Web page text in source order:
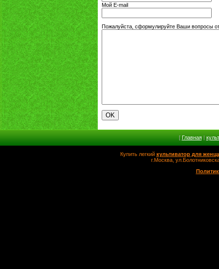
Мой E-mail
Пожалуйста, сформулируйте Ваши вопросы
[ Главная|
Купить легкий культиватор для
г.Москва,